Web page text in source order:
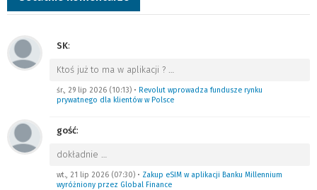
SK:
Ktoś już to ma w aplikacji ? …
śr., 29 lip 2026 (10:13) • Revolut wprowadza fundusze rynku
prywatnego dla klientów w Polsce
gość:
dokładnie …
wt., 21 lip 2026 (07:30) • Zakup eSIM w aplikacji Banku Millennium
wyróżniony przez Global Finance